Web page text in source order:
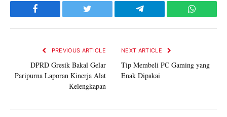
Facebook Twitter Telegram
PREVIOUS ARTICLE
DPRD Gresik Bakal Gelar
Paripurna Laporan Kinerja Alat
Kelengkapan
NEXT ARTICLE
Tip Membeli PC Gaming yang
Enak Dipakai